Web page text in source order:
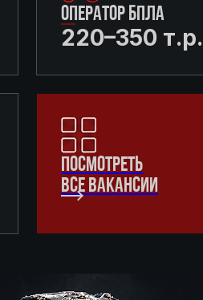
ОПЕРАТОР БПЛА
220–350 т.р.
ПОСМОТРЕТЬ
ВСЕ ВАКАНСИИ